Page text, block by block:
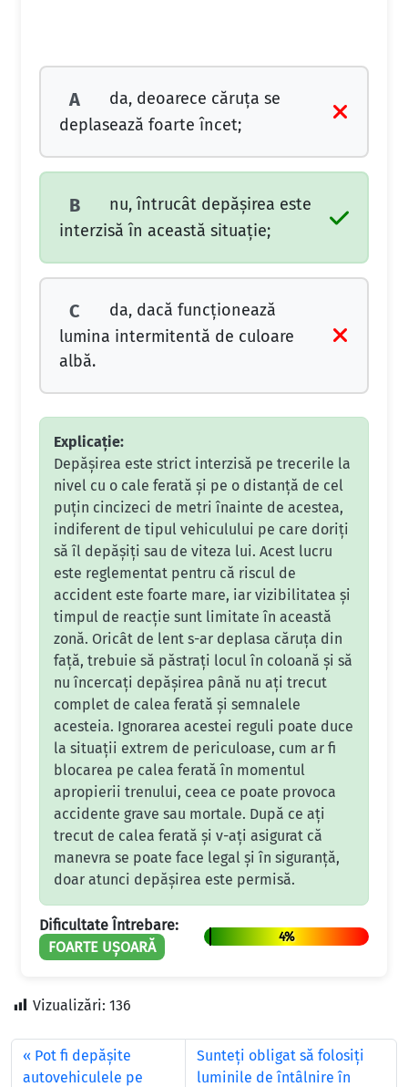
A
da, deoarece căruţa se
deplasează foarte încet;
B
nu, întrucât depăşirea este
interzisă în această situaţie;
C
da, dacă funcţionează
lumina intermitentă de culoare
albă.
Explicație:
Depășirea este strict interzisă pe trecerile la
nivel cu o cale ferată și pe o distanță de cel
puțin cincizeci de metri înainte de acestea,
indiferent de tipul vehiculului pe care doriți
să îl depășiți sau de viteza lui. Acest lucru
este reglementat pentru că riscul de
accident este foarte mare, iar vizibilitatea și
timpul de reacție sunt limitate în această
zonă. Oricât de lent s-ar deplasa căruța din
față, trebuie să păstrați locul în coloană și să
nu încercați depășirea până nu ați trecut
complet de calea ferată și semnalele
acesteia. Ignorarea acestei reguli poate duce
la situații extrem de periculoase, cum ar fi
blocarea pe calea ferată în momentul
apropierii trenului, ceea ce poate provoca
accidente grave sau mortale. După ce ați
trecut de calea ferată și v-ați asigurat că
manevra se poate face legal și în siguranță,
doar atunci depășirea este permisă.
Dificultate Întrebare:
FOARTE UȘOARĂ
4%
Vizualizări: 136
Pot fi depăşite
autovehiculele pe
Sunteţi obligat să folosiţi
luminile de întâlnire în